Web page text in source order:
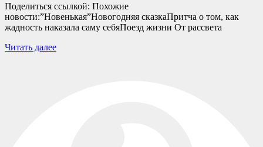
Поделиться ссылкой: Похожие
новости:”Новенькая”Новогодняя сказкаПритча о том, как
жадность наказала саму себяПоезд жизни От рассвета
Читать далее